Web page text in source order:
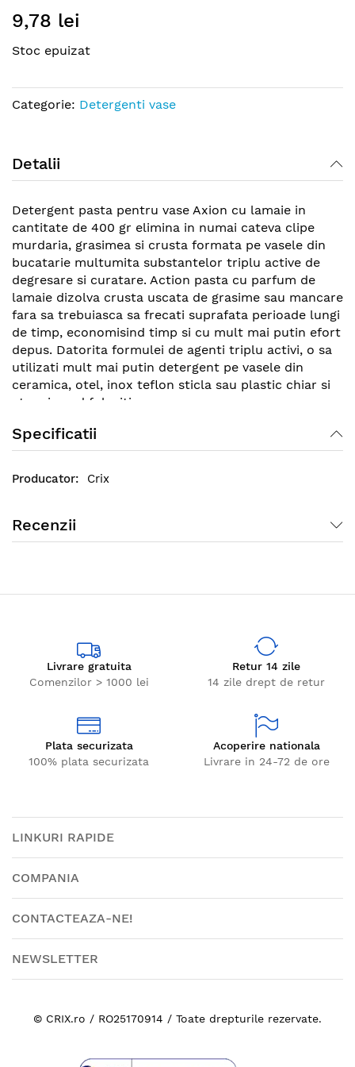
to
beginning
the
images
9,78 lei
Stoc epuizat
Categorie: Detergenti vase
Detalii
Detergent pasta pentru vase Axion cu lamaie in
cantitate de 400 gr elimina in numai cateva clipe
murdaria, grasimea si crusta formata pe vasele din
bucatarie multumita substantelor triplu active de
degresare si curatare. Action pasta cu parfum de
lamaie dizolva crusta uscata de grasime sau mancare
fara sa trebuiasca sa frecati suprafata perioade lungi
de timp, economisind timp si cu mult mai putin efort
depus. Datorita formulei de agenti triplu activi, o sa
utilizati mult mai putin detergent pe vasele din
ceramica, otel, inox teflon sticla sau plastic chiar si
atunci cand folositi apa rece.
Specificatii
Crix
Recenzii
Livrare gratuita
Comenzilor > 1000 lei
Retur 14 zile
14 zile drept de retur
Plata securizata
100% plata securizata
Acoperire nationala
Livrare in 24-72 de ore
LINKURI RAPIDE
COMPANIA
CONTACTEAZA-NE!
NEWSLETTER
© CRIX.ro / RO25170914 / Toate drepturile rezervate.